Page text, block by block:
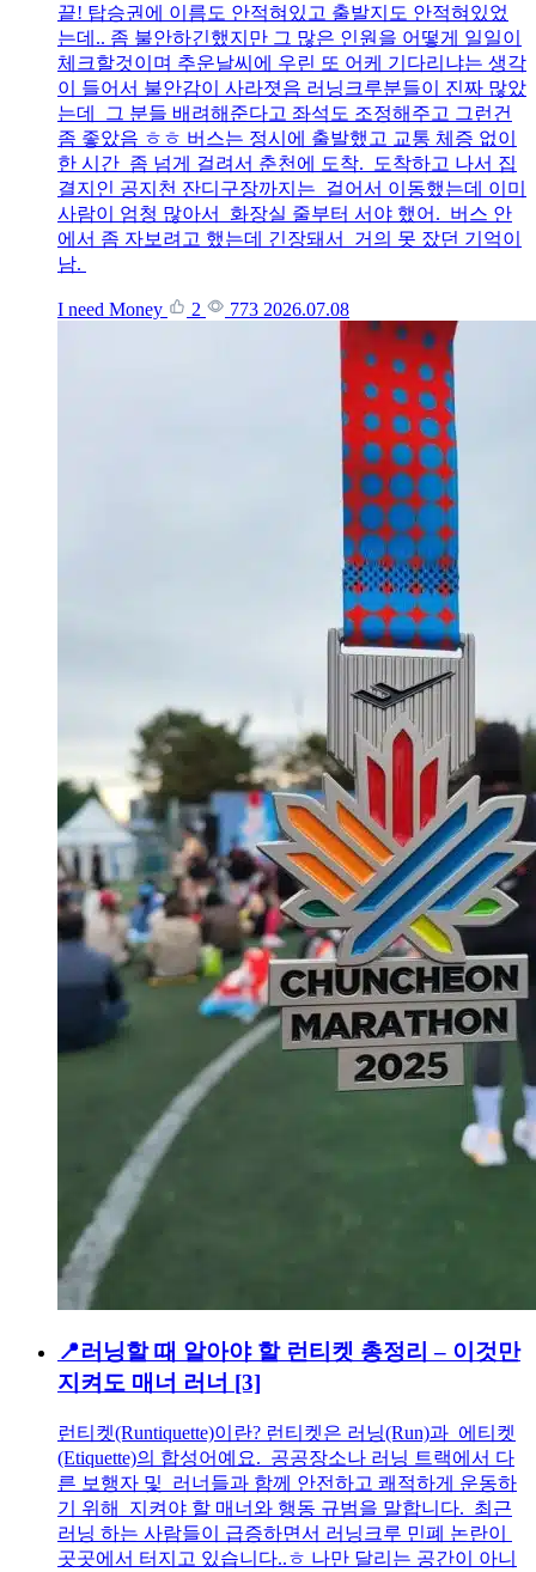
끝! 탑승권에 이름도 안적혀있고 출발지도 안적혀있었
는데.. 좀 불안하긴했지만 그 많은 인원을 어떻게 일일이
체크할것이며 추운날씨에 우린 또 어케 기다리냐는 생각
이 들어서 불안감이 사라졋음 러닝크루분들이 진짜 많았
는데 그 분들 배려해준다고 좌석도 조정해주고 그런건
좀 좋았음 ㅎㅎ 버스는 정시에 출발했고 교통 체증 없이
한 시간 좀 넘게 걸려서 춘천에 도착. 도착하고 나서 집
결지인 공지천 잔디구장까지는 걸어서 이동했는데 이미
사람이 엄청 많아서 화장실 줄부터 서야 했어. 버스 안
에서 좀 자보려고 했는데 긴장돼서 거의 못 잤던 기억이
남.
I need Money 2 773 2026.07.08
📍러닝할 때 알아야 할 런티켓 총정리 – 이것만
지켜도 매너 러너 [3]
런티켓(Runtiquette)이란? 런티켓은 러닝(Run)과 에티켓
(Etiquette)의 합성어예요. 공공장소나 러닝 트랙에서 다
른 보행자 및 러너들과 함께 안전하고 쾌적하게 운동하
기 위해 지켜야 할 매너와 행동 규범을 말합니다. 최근
러닝 하는 사람들이 급증하면서 러닝크루 민폐 논란이
곳곳에서 터지고 있습니다..ㅎ 나만 달리는 공간이 아니